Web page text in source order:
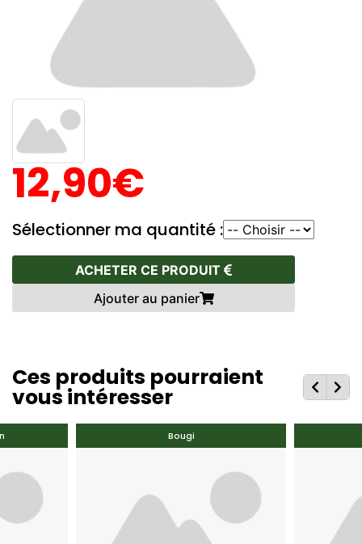
12,90€
Sélectionner ma quantité :
ACHETER CE PRODUIT
Ajouter au panier
Ces produits pourraient
vous intéresser
Bougi